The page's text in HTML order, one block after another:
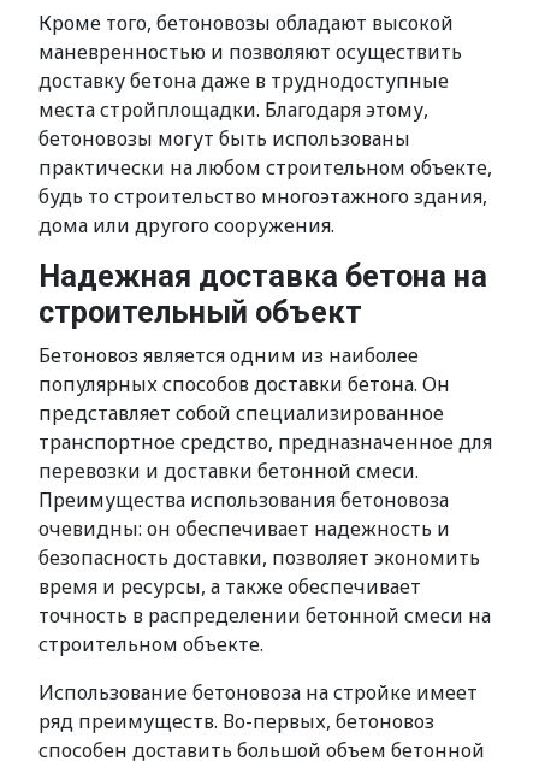
Кроме того, бетоновозы обладают высокой
маневренностью и позволяют осуществить
доставку бетона даже в труднодоступные
места стройплощадки. Благодаря этому,
бетоновозы могут быть использованы
практически на любом строительном объекте,
будь то строительство многоэтажного здания,
дома или другого сооружения.
Надежная доставка бетона на
строительный объект
Бетоновоз является одним из наиболее
популярных способов доставки бетона. Он
представляет собой специализированное
транспортное средство, предназначенное для
перевозки и доставки бетонной смеси.
Преимущества использования бетоновоза
очевидны: он обеспечивает надежность и
безопасность доставки, позволяет экономить
время и ресурсы, а также обеспечивает
точность в распределении бетонной смеси на
строительном объекте.
Использование бетоновоза на стройке имеет
ряд преимуществ. Во-первых, бетоновоз
способен доставить большой объем бетонной